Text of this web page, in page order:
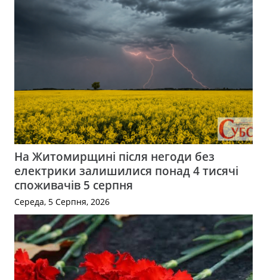
На Житомирщині після негоди без
електрики залишилися понад 4 тисячі
споживачів 5 серпня
Середа, 5 Серпня, 2026